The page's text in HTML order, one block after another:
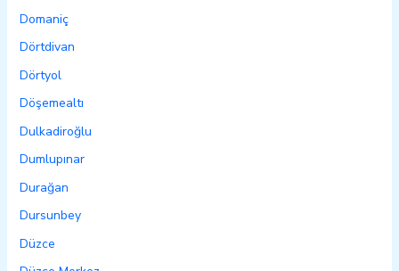
Domaniç
Dörtdivan
Dörtyol
Döşemealtı
Dulkadiroğlu
Dumlupınar
Durağan
Dursunbey
Düzce